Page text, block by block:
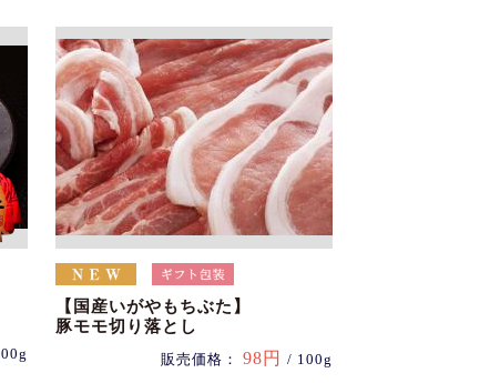
【国産いがやもちぶた】
豚モモ切り落とし
販売価格： 98円 / 100g